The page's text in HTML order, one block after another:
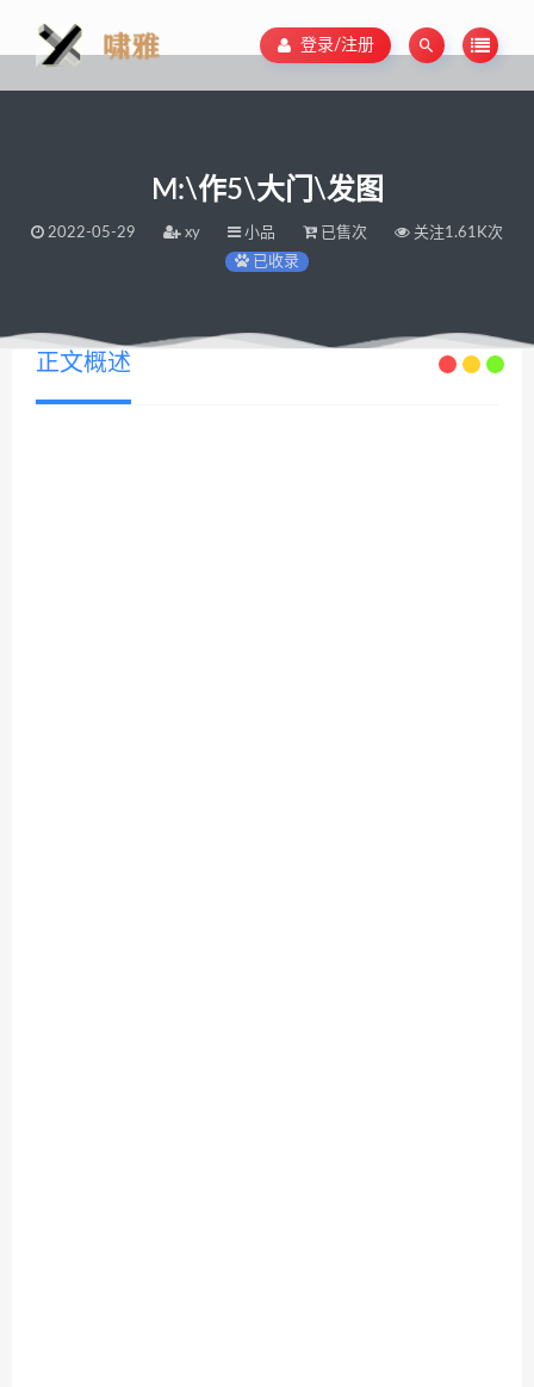
登录/注册
M:\作5\大门\发图
2022-05-29 xy 小品 已售次
关注1.61K次
已收录
正文概述